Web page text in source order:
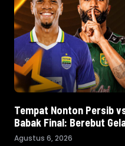
Tempat Nonton Persib
Babak Final: Berebut
Agustus 6, 2026